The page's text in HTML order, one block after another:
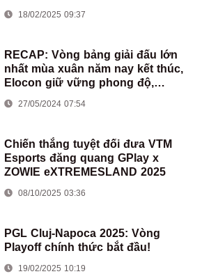
18/02/2025 09:37
RECAP: Vòng bảng giải đấu lớn
nhất mùa xuân năm nay kết thúc,
Elocon giữ vững phong độ,
NCTĐK thị uy sức mạnh và Let
Shiro Cook dừng bước
27/05/2024 07:54
Chiến thắng tuyệt đối đưa VTM
Esports đăng quang GPlay x
ZOWIE eXTREMESLAND 2025
08/10/2025 03:36
PGL Cluj-Napoca 2025: Vòng
Playoff chính thức bắt đầu!
19/02/2025 10:19